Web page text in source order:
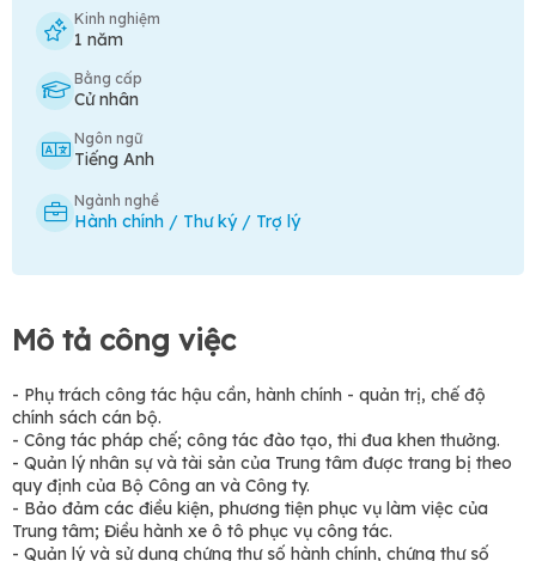
Kinh nghiệm
1 năm
Bằng cấp
Cử nhân
Ngôn ngữ
Tiếng Anh
Ngành nghề
Hành chính / Thư ký / Trợ lý
Mô tả công việc
- Phụ trách công tác hậu cần, hành chính - quản trị, chế độ
chính sách cán bộ.
- Công tác pháp chế; công tác đào tạo, thi đua khen thưởng.
- Quản lý nhân sự và tài sản của Trung tâm được trang bị theo
quy định của Bộ Công an và Công ty.
- Bảo đảm các điều kiện, phương tiện phục vụ làm việc của
Trung tâm; Điều hành xe ô tô phục vụ công tác.
- Quản lý và sử dụng chứng thư số hành chính, chứng thư số